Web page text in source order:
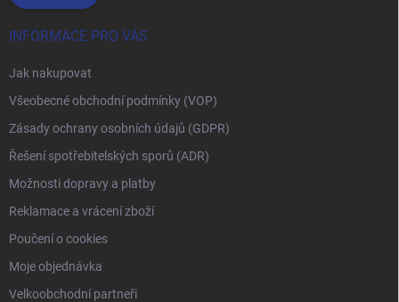
INFORMACE PRO VÁS
Jak nakupovat
Všeobecné obchodní podmínky (VOP)
Zásady ochrany osobních údajů (GDPR)
Řešení spotřebitelských sporů (ADR)
Možnosti dopravy a platby
Reklamace a vrácení zboží
Poučení o cookies
Moje objednávka
Velkoobchodní partneři